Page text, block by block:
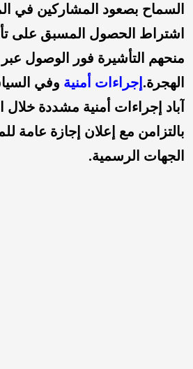
السماح بصعود المشاركين في
اشتراط الحصول المسبق على
منحهم التأشيرة فور الوصول
الهجرة. إجراءات أمنية وفي
آباد إجراءات أمنية مشددة خلال
بالتزامن مع إعلان إجازة
الجهات الرسمية.